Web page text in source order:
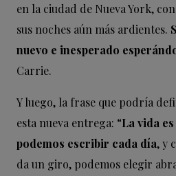
en la ciudad de Nueva York,
sus noches aún más ardientes.
nuevo e inesperado
Carrie.
Y luego, la frase que podría
esta nueva entrega: “La vida
podemos escribir cada día, y
da un giro, podemos elegir